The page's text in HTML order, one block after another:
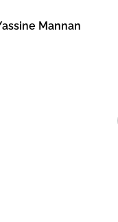
Mannan